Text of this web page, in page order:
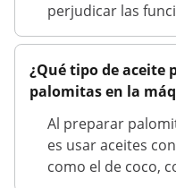
perjudicar las
¿Qué tipo de aceite
palomitas en la
Al preparar
es usar aceites
como el de coco,